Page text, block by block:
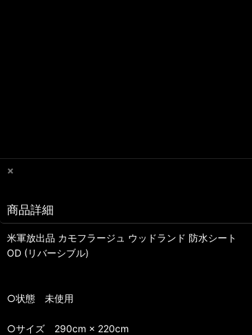
×
商品詳細
米軍放出品 カモフラージュ ウッドランド 防水シート
OD (リバーシブル)
○状態 未使用
○サイズ 290cm × 220cm